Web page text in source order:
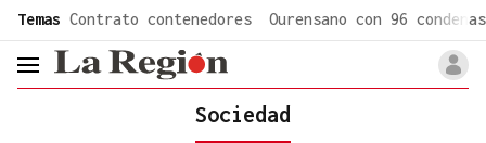
Temas Contrato contenedores Ourensano con 96 condenas
header.menu.open
Sociedad